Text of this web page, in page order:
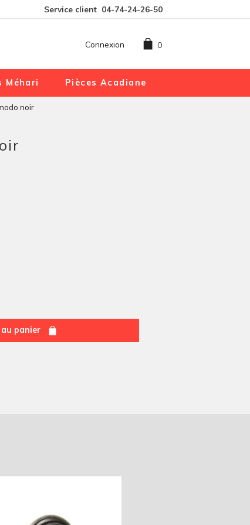
Service client 04-74-24-26-50
0
Connexion
Méhari Pièces Acadiane
noir
panier